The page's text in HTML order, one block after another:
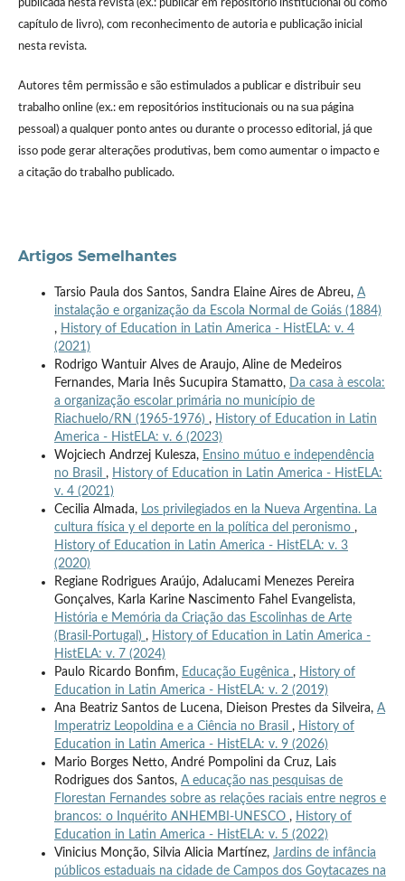
publicada nesta revista (ex.: publicar em repositório institucional ou como
capítulo de livro), com reconhecimento de autoria e publicação inicial
nesta revista.
Autores têm permissão e são estimulados a publicar e distribuir seu
trabalho online (ex.: em repositórios institucionais ou na sua página
pessoal) a qualquer ponto antes ou durante o processo editorial, já que
isso pode gerar alterações produtivas, bem como aumentar o impacto e
a citação do trabalho publicado.
Artigos Semelhantes
Tarsio Paula dos Santos, Sandra Elaine Aires de Abreu, A
instalação e organização da Escola Normal de Goiás (1884)
, History of Education in Latin America - HistELA: v. 4
(2021)
Rodrigo Wantuir Alves de Araujo, Aline de Medeiros
Fernandes, Maria Inês Sucupira Stamatto, Da casa à escola:
a organização escolar primária no município de
Riachuelo/RN (1965-1976) , History of Education in Latin
America - HistELA: v. 6 (2023)
Wojciech Andrzej Kulesza, Ensino mútuo e independência
no Brasil , History of Education in Latin America - HistELA:
v. 4 (2021)
Cecilia Almada, Los privilegiados en la Nueva Argentina. La
cultura física y el deporte en la política del peronismo ,
History of Education in Latin America - HistELA: v. 3
(2020)
Regiane Rodrigues Araújo, Adalucami Menezes Pereira
Gonçalves, Karla Karine Nascimento Fahel Evangelista,
História e Memória da Criação das Escolinhas de Arte
(Brasil-Portugal) , History of Education in Latin America -
HistELA: v. 7 (2024)
Paulo Ricardo Bonfim, Educação Eugênica , History of
Education in Latin America - HistELA: v. 2 (2019)
Ana Beatriz Santos de Lucena, Dieison Prestes da Silveira, A
Imperatriz Leopoldina e a Ciência no Brasil , History of
Education in Latin America - HistELA: v. 9 (2026)
Mario Borges Netto, André Pompolini da Cruz, Lais
Rodrigues dos Santos, A educação nas pesquisas de
Florestan Fernandes sobre as relações raciais entre negros e
brancos: o Inquérito ANHEMBI-UNESCO , History of
Education in Latin America - HistELA: v. 5 (2022)
Vinicius Monção, Silvia Alicia Martínez, Jardins de infância
públicos estaduais na cidade de Campos dos Goytacazes na